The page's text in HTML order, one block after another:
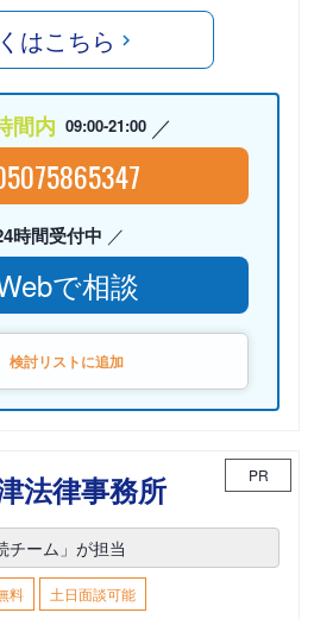
はこちら
間内 09:00-21:00
時間受付中
で相談
検討リストに追加
法律事務所 PR
チーム」が担当
料 土日面談可能